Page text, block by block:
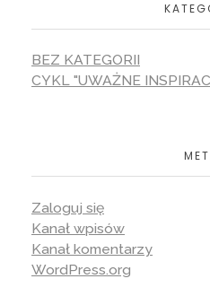
BEZ KATEGORII
CYKL "UWAŻNE
Zaloguj się
Kanał wpisów
Kanał komentarzy
WordPress.org